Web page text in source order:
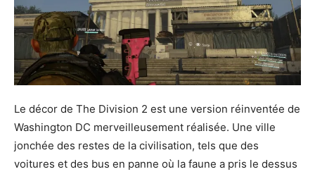
Le décor de The Division 2 est une version réinventée de
Washington DC merveilleusement réalisée. Une ville
jonchée des restes de la civilisation, tels que des
voitures et des bus en panne où la faune a pris le dessus